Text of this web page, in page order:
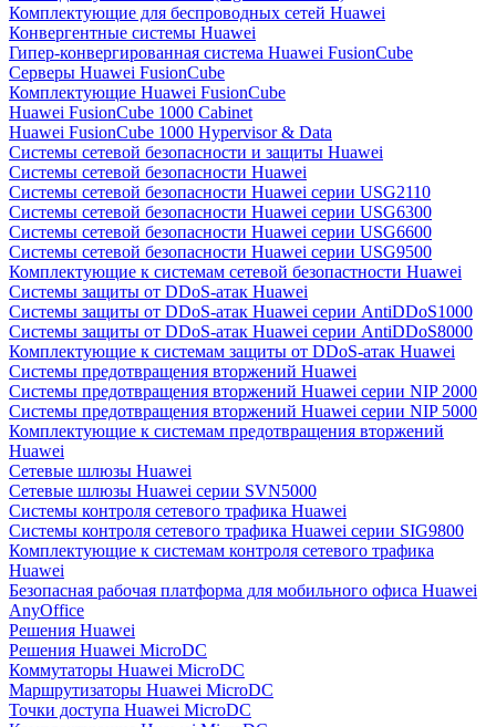
Комплектующие для беспроводных сетей Huawei
Конвергентные системы Huawei
Гипер-конвергированная система Huawei FusionCube
Серверы Huawei FusionCube
Комплектующие Huawei FusionCube
Huawei FusionCube 1000 Cabinet
Huawei FusionCube 1000 Hypervisor & Data
Системы сетевой безопасности и защиты Huawei
Системы сетевой безопасности Huawei
Системы сетевой безопасности Huawei серии USG2110
Системы сетевой безопасности Huawei серии USG6300
Системы сетевой безопасности Huawei серии USG6600
Системы сетевой безопасности Huawei серии USG9500
Комплектующие к системам сетевой безопастности Huawei
Системы защиты от DDoS-атак Huawei
Системы защиты от DDoS-атак Huawei серии AntiDDoS1000
Системы защиты от DDoS-атак Huawei серии AntiDDoS8000
Комплектующие к системам защиты от DDoS-атак Huawei
Системы предотвращения вторжений Huawei
Системы предотвращения вторжений Huawei серии NIP 2000
Системы предотвращения вторжений Huawei серии NIP 5000
Комплектующие к системам предотвращения вторжений
Huawei
Сетевые шлюзы Huawei
Сетевые шлюзы Huawei серии SVN5000
Системы контроля сетевого трафика Huawei
Системы контроля сетевого трафика Huawei серии SIG9800
Комплектующие к системам контроля сетевого трафика
Huawei
Безопасная рабочая платформа для мобильного офиса Huawei
AnyOffice
Решения Huawei
Решения Huawei MicroDC
Коммутаторы Huawei MicroDC
Маршрутизаторы Huawei MicroDC
Точки доступа Huawei MicroDC